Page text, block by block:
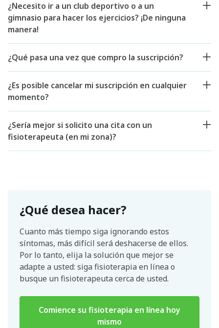
¿Necesito ir a un club deportivo o a un
gimnasio para hacer los ejercicios? ¡De ninguna
manera!
¿Qué pasa una vez que compro la suscripción?
¿Es posible cancelar mi suscripción en cualquier
momento?
¿Sería mejor si solicito una cita con un
fisioterapeuta (en mi zona)?
¿Qué desea hacer?
Cuanto más tiempo siga ignorando estos
síntomas, más difícil será deshacerse de ellos.
Por lo tanto, elija la solución que mejor se
adapte a usted: siga fisioterapia en línea o
busque un fisioterapeuta cerca de usted.
Comience su fisioterapia en línea hoy
mismo